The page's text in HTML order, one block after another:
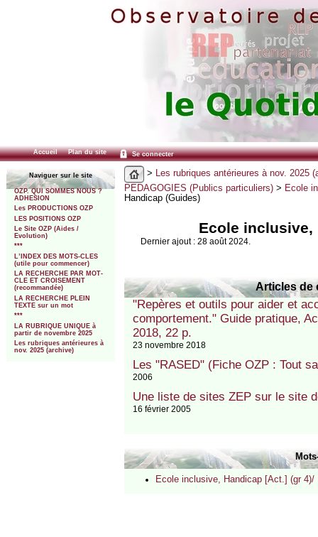
Accueil Plan du site Se connecter
Naviguer sur le site
OZP. QUI SOMMES NOUS ?
ADHESION
Les PRODUCTIONS OZP
LES POSITIONS OZP
Le Site OZP (Aides /
Evolution)
***
L’INDEX DES MOTS-CLES
(utile pour commencer)
LA RECHERCHE PAR MOT-
CLE ET CROISEMENT
(recommandée)
LA RECHERCHE PLEIN
TEXTE sur un mot
***
LA RUBRIQUE UNIQUE à
partir de novembre 2025
Les rubriques antérieures à
nov. 2025 (archive)
> Les rubriques antérieures à nov. 2025
PEDAGOGIES (Publics particuliers)> Ecole
Handicap (Guides)
Ecole inclusive,
Dernier ajout : 28 août 2024.
Articles de
"Repères et outils pour aider et
comportement." Guide pratique,
2018, 22 p.
23 novembre 2018
Les "RASED" (Fiche OZP : Tout
2006
Une liste de sites ZEP sur le site
16 février 2005
Ecole inclusive, Handicap [Act.] (gr 4)/